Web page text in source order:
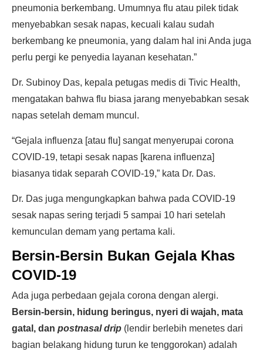
pneumonia berkembang. Umumnya flu atau pilek tidak
menyebabkan sesak napas, kecuali kalau sudah
berkembang ke pneumonia, yang dalam hal ini Anda juga
perlu pergi ke penyedia layanan kesehatan.”
Dr. Subinoy Das, kepala petugas medis di Tivic Health,
mengatakan bahwa flu biasa jarang menyebabkan sesak
napas setelah demam muncul.
“Gejala influenza [atau flu] sangat menyerupai corona
COVID-19, tetapi sesak napas [karena influenza]
biasanya tidak separah COVID-19,” kata Dr. Das.
Dr. Das juga mengungkapkan bahwa pada COVID-19
sesak napas sering terjadi 5 sampai 10 hari setelah
kemunculan demam yang pertama kali.
Bersin-Bersin Bukan Gejala Khas
COVID-19
Ada juga perbedaan gejala corona dengan alergi.
Bersin-bersin, hidung beringus, nyeri di wajah, mata
gatal, dan postnasal drip (lendir berlebih menetes dari
bagian belakang hidung turun ke tenggorokan) adalah